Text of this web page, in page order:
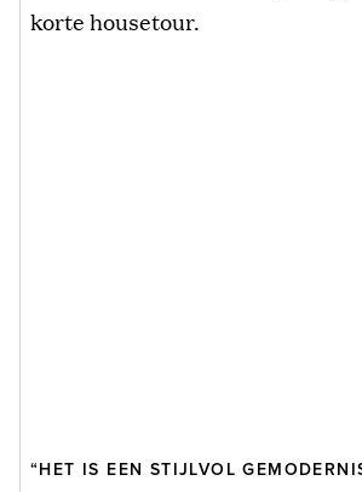
korte housetour.
“HET IS EEN STIJLVOL